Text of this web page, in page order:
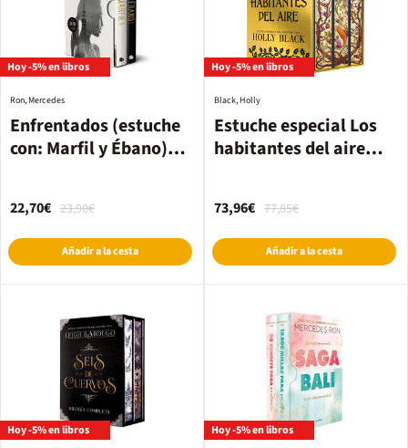
Hoy -5% en libros
Enfrentados (estuche
con: Marfil y Ébano)
Ron, Mercedes
23,90€
22,70€
Añadir a la cesta
Hoy -5% en libros
Estuche especial Los
habitantes del aire
Black, Holly
77,85€
73,96€
Añadir a la cesta
Hoy -5% en libros Hoy -5% en libros